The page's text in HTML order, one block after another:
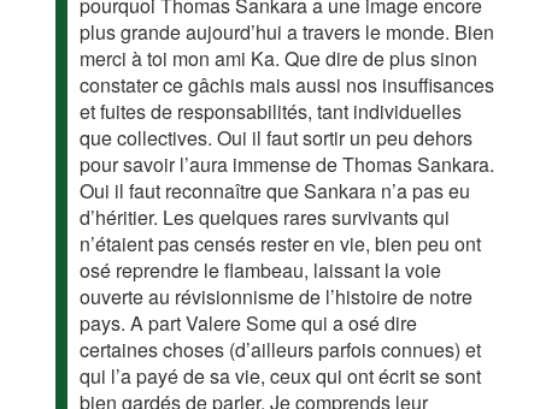
pourquoi Thomas Sankara a une image encore
plus grande aujourd’hui a travers le monde. Bien
merci à toi mon ami Ka. Que dire de plus sinon
constater ce gâchis mais aussi nos insuffisances
et fuites de responsabilités, tant individuelles
que collectives. Oui il faut sortir un peu dehors
pour savoir l’aura immense de Thomas Sankara.
Oui il faut reconnaître que Sankara n’a pas eu
d’héritier. Les quelques rares survivants qui
n’étaient pas censés rester en vie, bien peu ont
osé reprendre le flambeau, laissant la voie
ouverte au révisionnisme de l’histoire de notre
pays. A part Valere Some qui a osé dire
certaines choses (d’ailleurs parfois connues) et
qui l’a payé de sa vie, ceux qui ont écrit se sont
bien gardés de parler. Je comprends leur